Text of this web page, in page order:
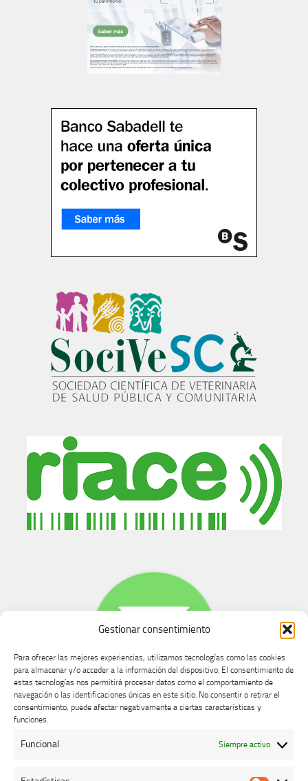
Gestionar consentimiento
Para ofrecer las mejores experiencias, utilizamos tecnologías como las cookies
para almacenar y/o acceder a la información del dispositivo. El consentimiento de
estas tecnologías nos permitirá procesar datos como el comportamiento de
navegación o las identificaciones únicas en este sitio. No consentir o retirar el
consentimiento, puede afectar negativamente a ciertas características y
funciones.
Funcional Siempre activo
Buzón de dudas, quejas y sugerencias